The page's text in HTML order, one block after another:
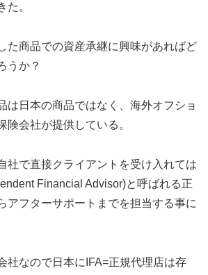
た。
た商品での資産承継に興味があればど
うか？
は日本の商品ではなく、海外オフショ
険会社が提供している。
社で直接クライアントを受け入れては
Financial Advisor)と呼ばれる正
アフターサポートまでを担当する事に
社なので日本にIFA=正規代理店は存